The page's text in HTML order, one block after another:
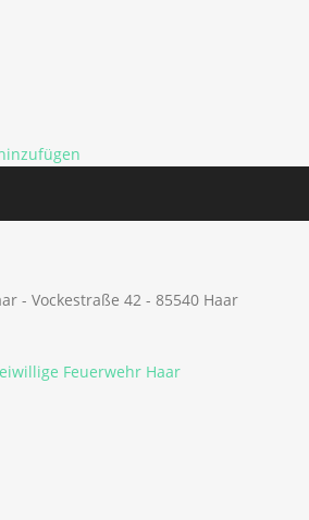
- Vockestraße 42 - 85540 Haar
Feuerwehr Haar